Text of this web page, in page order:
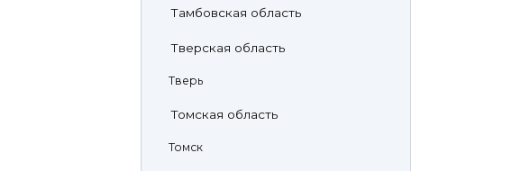
Тамбовская область
Тверская область
Тверь
Томская область
Томск